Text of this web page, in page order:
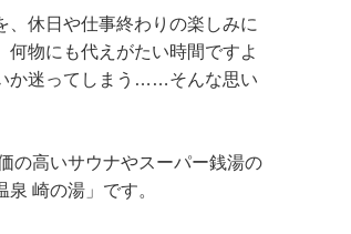
休日や仕事終わりの楽しみに
物にも代えがたい時間ですよ
か迷ってしまう……そんな思い
の高いサウナやスーパー銭湯の
崎の湯」です。